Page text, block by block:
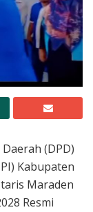
(DPD)
Kabupaten
Maraden
Resmi